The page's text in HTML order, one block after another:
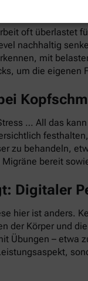
&
oft überlastet
nachhaltig
mit
um die eigenen
… All das
zu behandeln,
bereit
Digitaler
hier ist anders.
der Körper und
Übungen – etwa